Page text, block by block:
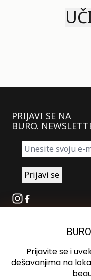
PRIJAVI SE NA
BURO.
Instagram
Facebook
Oglašavanje
Kontakt
Prijavite se i
dešavanjima na